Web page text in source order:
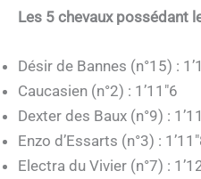
Les 5 chevaux possédant
Désir de Bannes (n°15) :
Caucasien (n°2) : 1’11″6
Dexter des Baux (n°9) :
Enzo d’Essarts (n°3) :
Electra du Vivier (n°7) :